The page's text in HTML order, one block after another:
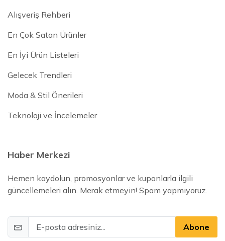
Alışveriş Rehberi
En Çok Satan Ürünler
En İyi Ürün Listeleri
Gelecek Trendleri
Moda & Stil Önerileri
Teknoloji ve İncelemeler
Haber Merkezi
Hemen kaydolun, promosyonlar ve kuponlarla ilgili
güncellemeleri alın. Merak etmeyin! Spam yapmıyoruz.
Abone